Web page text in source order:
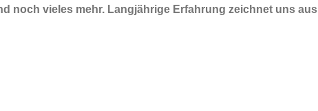
noch vieles mehr. Langjährige Erfahrung zeichnet uns aus